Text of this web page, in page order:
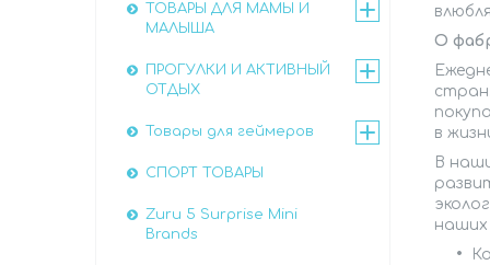
О
в
В
наших
ТОВАРЫ ДЛЯ МАМЫ И
МАЛЫША
ПРОГУЛКИ И АКТИВНЫЙ
ОТДЫХ
Товары для геймеров
СПОРТ ТОВАРЫ
Zuru 5 Surprise Mini
Brands